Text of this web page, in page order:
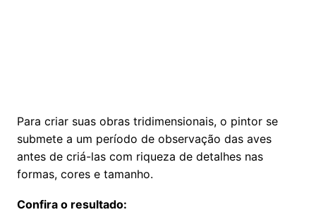
Para criar suas obras tridimensionais, o pintor se
submete a um período de observação das aves
antes de criá-las com riqueza de detalhes nas
formas, cores e tamanho.
Confira o resultado: